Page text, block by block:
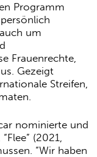
Programm
um
Frauenrechte,
Gezeigt
Streifen,
nominierte und
(2021,
“Wir haben